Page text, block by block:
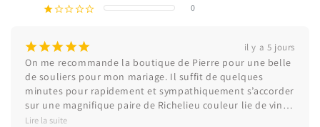
¡¢¢¢¢ 0
¡¡¡¡¡ il y a 5 jours
On me recommande la boutique de Pierre pour une belle
de souliers pour mon mariage. Il suffit de quelques
minutes pour rapidement et sympathiquement s’accorder
sur une magnifique paire de Richelieu couleur lie de vin.
Une dose de bonne humeur qui fera mon bonheur !
Lire la suite